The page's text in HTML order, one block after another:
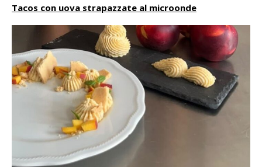
Tacos con uova strapazzate al microonde